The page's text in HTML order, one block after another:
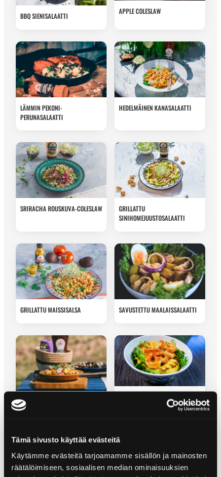
Tämä sivusto käyttää evästeitä
Käytämme evästeitä tarjoamamme sisällön ja mainosten
räätälöimiseen, sosiaalisen median ominaisuuksien
BBQ SIENISALAATTI
APPLE COLESLAW
LÄMMIN PEKONI-
PERUNASALAATTI
HEDELMÄINEN KANASALAATTI
SRIRACHA ROUSKUVA-COLESLAW
GRILLATTU
SINIHOMEJUUSTOSALAATTI
GRILLATTU MAISSISALSA SAVUSTETTU MAALAISSALAATTI
MAUSTEINEN SEITAN-
PERUNASALAATTI
GRILLATTU CHILI-RAPUSALAATTI